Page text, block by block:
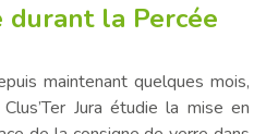
durant la Percée
maintenant quelques mois,
Jura étudie la mise en